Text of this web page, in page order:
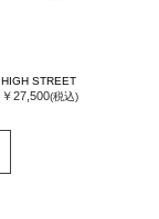
HIGH STREET
￥27,500(税込)